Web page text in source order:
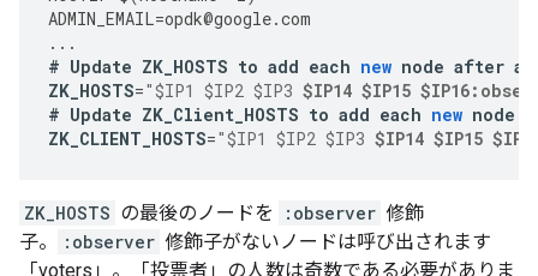
ADMIN_EMAIL=opdk@google.com
...
# Update ZK_HOSTS to add each new node after an
ZK_HOSTS="$IP1 $IP2 $IP3 $IP14 $IP15
# Update ZK_Client_HOSTS to add each new node
ZK_CLIENT_HOSTS="$IP1 $IP2 $IP3 $IP14 $IP15
ZK_HOSTS の最後のノードを :observer 修飾
子。
:observer 修飾子がないノードは呼び出されます
「voters」。「投票者」の人数は奇数である必要がありま